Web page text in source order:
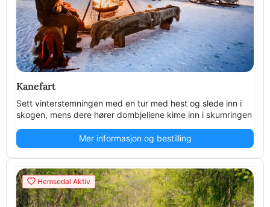
Kanefart
Sett vinterstemningen med en tur med hest og slede inn i
skogen, mens dere hører dombjellene kime inn i skumringen
Mer informasjon og bestilling
Hemsedal Aktiv